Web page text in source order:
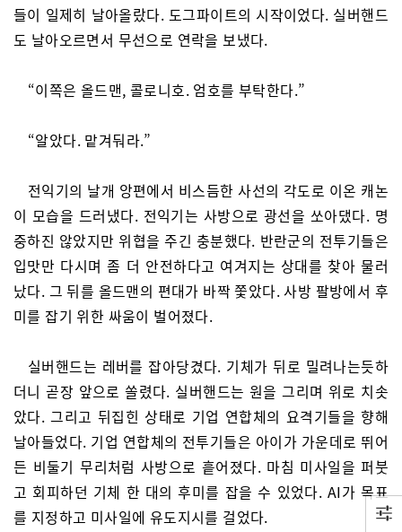
들이 일제히 날아올랐다. 도그파이트의 시작이었다. 실버핸드
도 날아오르면서 무선으로 연락을 보냈다.
“이쪽은 올드맨, 콜로니호. 엄호를 부탁한다.”
“알았다. 맡겨둬라.”
전익기의 날개 앙편에서 비스듬한 사선의 각도로 이온 캐논
이 모습을 드러냈다. 전익기는 사방으로 광선을 쏘아댔다. 명
중하진 않았지만 위협을 주긴 충분했다. 반란군의 전투기들은
입맛만 다시며 좀 더 안전하다고 여겨지는 상대를 찾아 물러
났다. 그 뒤를 올드맨의 편대가 바짝 쫓았다. 사방 팔방에서 후
미를 잡기 위한 싸움이 벌어졌다.
실버핸드는 레버를 잡아당겼다. 기체가 뒤로 밀려나는듯하
더니 곧장 앞으로 쏠렸다. 실버핸드는 원을 그리며 위로 치솟
았다. 그리고 뒤집힌 상태로 기업 연합체의 요격기들을 향해
날아들었다. 기업 연합체의 전투기들은 아이가 가운데로 뛰어
든 비둘기 무리처럼 사방으로 흩어졌다. 마침 미사일을 퍼붓
고 회피하던 기체 한 대의 후미를 잡을 수 있었다. AI가 목표
를 지정하고 미사일에 유도지시를 걸었다.